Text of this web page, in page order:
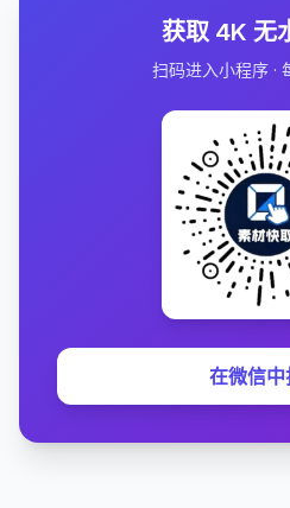
获取 4K 无
扫码进入小程序 ·
在微信中